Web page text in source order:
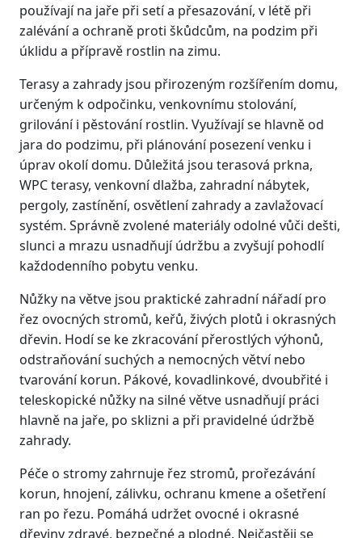
používají na jaře při setí a přesazování, v létě při
zalévání a ochraně proti škůdcům, na podzim při
úklidu a přípravě rostlin na zimu.
Terasy a zahrady jsou přirozeným rozšířením domu,
určeným k odpočinku, venkovnímu stolování,
grilování i pěstování rostlin. Využívají se hlavně od
jara do podzimu, při plánování posezení venku i
úprav okolí domu. Důležitá jsou terasová prkna,
WPC terasy, venkovní dlažba, zahradní nábytek,
pergoly, zastínění, osvětlení zahrady a zavlažovací
systém. Správně zvolené materiály odolné vůči dešti,
slunci a mrazu usnadňují údržbu a zvyšují pohodlí
každodenního pobytu venku.
Nůžky na větve jsou praktické zahradní nářadí pro
řez ovocných stromů, keřů, živých plotů i okrasných
dřevin. Hodí se ke zkracování přerostlých výhonů,
odstraňování suchých a nemocných větví nebo
tvarování korun. Pákové, kovadlinkové, dvoubřité i
teleskopické nůžky na silné větve usnadňují práci
hlavně na jaře, po sklizni a při pravidelné údržbě
zahrady.
Péče o stromy zahrnuje řez stromů, prořezávání
korun, hnojení, zálivku, ochranu kmene a ošetření
ran po řezu. Pomáhá udržet ovocné i okrasné
dřeviny zdravé, bezpečné a plodné. Nejčastěji se